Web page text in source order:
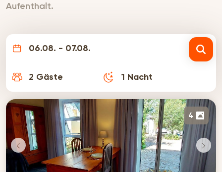
Aufenthalt.
06.08. - 07.08.
2 Gäste 1 Nacht
4